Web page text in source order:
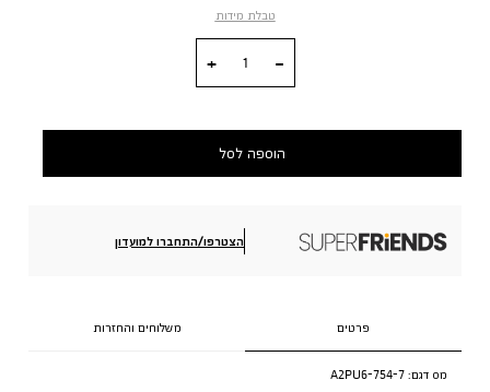
טבלת מידות
הוספה לסל
הצטרפו/התחברו למועדון
פרטים משלוחים והחזרות
מס דגם: A2PU6-754-7